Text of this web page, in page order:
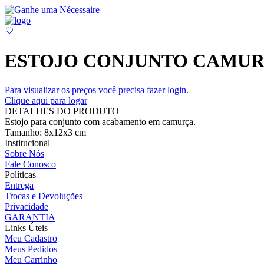
ESTOJO CONJUNTO
Para visualizar os preços você precisa fazer login.
Clique aqui para logar
DETALHES DO PRODUTO
Estojo para conjunto com acabamento em camurça.
Tamanho: 8x12x3 cm
Institucional
Sobre Nós
Fale Conosco
Políticas
Entrega
Trocas e Devoluções
Privacidade
GARANTIA
Links Úteis
Meu Cadastro
Meus Pedidos
Meu Carrinho